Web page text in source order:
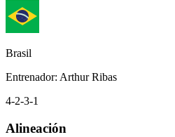
Brasil
Entrenador: Arthur Ribas
4-2-3-1
Alineación